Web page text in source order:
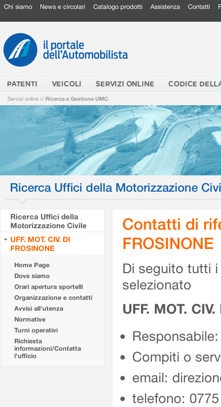
Chi siamo News e circolari Catalogo prodotti Assistenza Contatti
PATENTI VEICOLI SERVIZI ONLINE CODICE
Servizi online // Ricerca e Gestione UMC
Ricerca Uffici della Motorizzazione
Ricerca Uffici della
Motorizzazione Civile
UFF. MOT. CIV. DI
FROSINONE
Home Page
Dove siamo
Orari apertura sportelli
Organizzazione e contatti
Avvisi all'utenza
Normative
Turni operativi
Richiesta
informazioni/Contatta
l'ufficio
Contatti di
FROSINONE
Di seguito tutti
selezionato
UFF. MOT.
Compiti o
email:
telefono: